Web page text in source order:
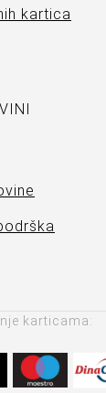
kartica
karticama: